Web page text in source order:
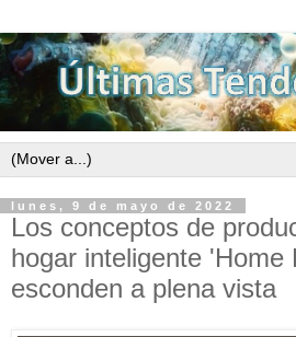
lunes, 9 de mayo de 2022
Los conceptos de
hogar inteligente 'Home
esconden a plena vista